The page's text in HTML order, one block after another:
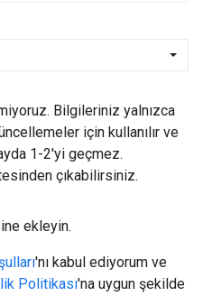
Bilgileriniz yalnızca
için kullanılır ve
1-2'yi geçmez.
çıkabilirsiniz.
ekleyin.
'nı kabul ediyorum ve
Politikası'na uygun şekilde